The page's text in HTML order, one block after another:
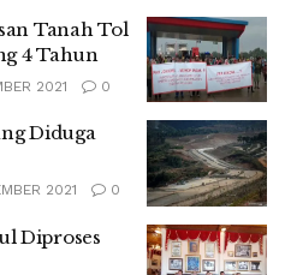
Tanah Tol
4 Tahun
2021 0
Diduga
2021 0
Diproses